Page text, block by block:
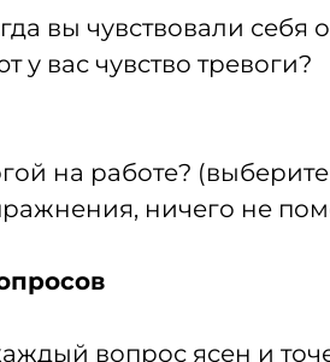
вы чувствовали себя
вас чувство тревоги?
на работе?
ничего не
вопрос ясен и